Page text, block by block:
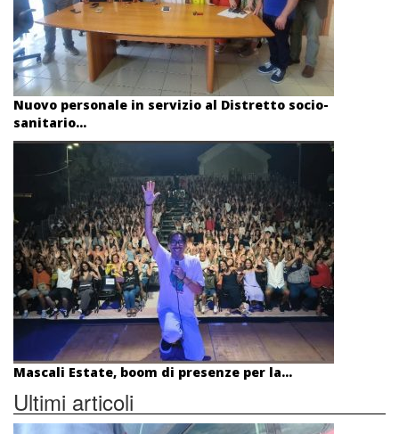
Nuovo personale in servizio al Distretto socio-
sanitario...
Mascali Estate, boom di presenze per la...
Ultimi articoli